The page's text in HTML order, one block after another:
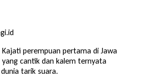
perempuan pertama di Jawa
yang cantik dan kalem ternyata
tarik suara.